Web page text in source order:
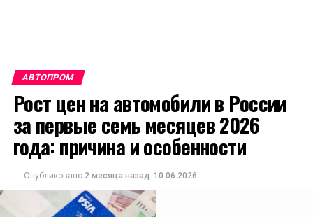
АВТОПРОМ
Рост цен на автомобили в России
за первые семь месяцев 2026
года: причина и особенности
Опубликовано 2 месяца назад 10.06.2026